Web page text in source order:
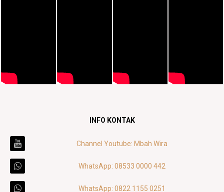
INFO KONTAK
Channel Youtube: Mbah Wira
WhatsApp: 08533 0000 442
WhatsApp: 0822 1155 0251